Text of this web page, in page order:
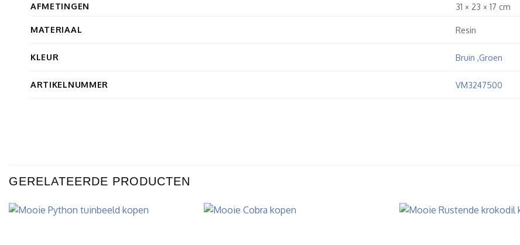
AFMETINGEN 31 × 23 × 17 cm
MATERIAAL Resin
KLEUR Bruin ,Groen
ARTIKELNUMMER VM3247500
GERELATEERDE PRODUCTEN